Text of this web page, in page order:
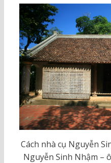
Cách nhà cụ Nguyễn
Nguyễn Sinh Nhậm –